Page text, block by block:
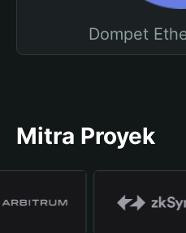
Dompet
Mitra Proyek